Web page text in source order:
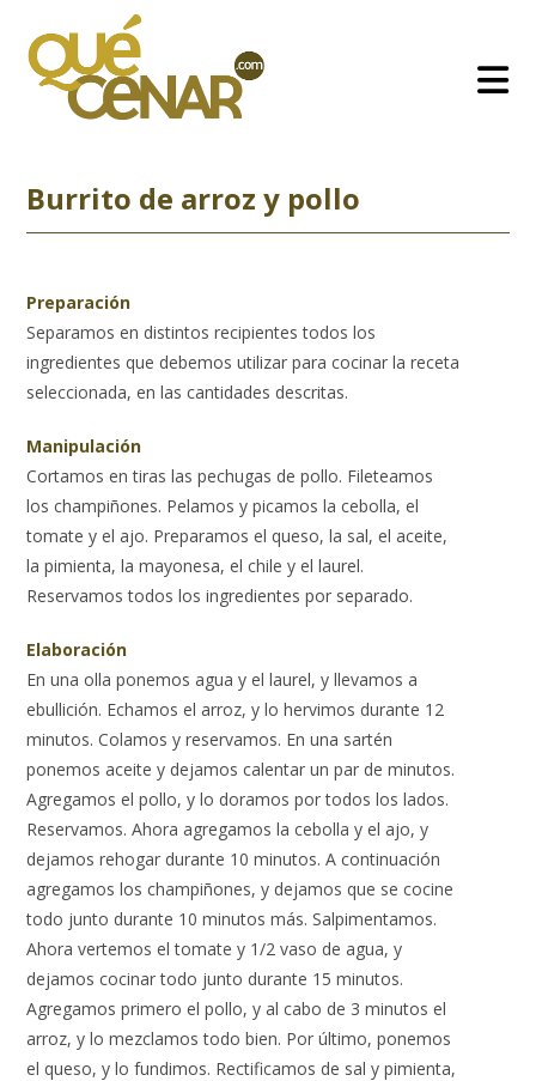
contenido
Burrito de arroz y pollo
Preparación
Separamos en distintos recipientes todos los
ingredientes que debemos utilizar para cocinar la receta
seleccionada, en las cantidades descritas.
Manipulación
Cortamos en tiras las pechugas de pollo. Fileteamos
los champiñones. Pelamos y picamos la cebolla, el
tomate y el ajo. Preparamos el queso, la sal, el aceite,
la pimienta, la mayonesa, el chile y el laurel.
Reservamos todos los ingredientes por separado.
Elaboración
En una olla ponemos agua y el laurel, y llevamos a
ebullición. Echamos el arroz, y lo hervimos durante 12
minutos. Colamos y reservamos. En una sartén
ponemos aceite y dejamos calentar un par de minutos.
Agregamos el pollo, y lo doramos por todos los lados.
Reservamos. Ahora agregamos la cebolla y el ajo, y
dejamos rehogar durante 10 minutos. A continuación
agregamos los champiñones, y dejamos que se cocine
todo junto durante 10 minutos más. Salpimentamos.
Ahora vertemos el tomate y 1/2 vaso de agua, y
dejamos cocinar todo junto durante 15 minutos.
Agregamos primero el pollo, y al cabo de 3 minutos el
arroz, y lo mezclamos todo bien. Por último, ponemos
el queso, y lo fundimos. Rectificamos de sal y pimienta,